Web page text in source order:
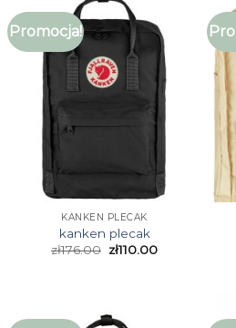
Promocja!
KANKEN PLECAK
kanken plecak
zł176.00 zł110.00